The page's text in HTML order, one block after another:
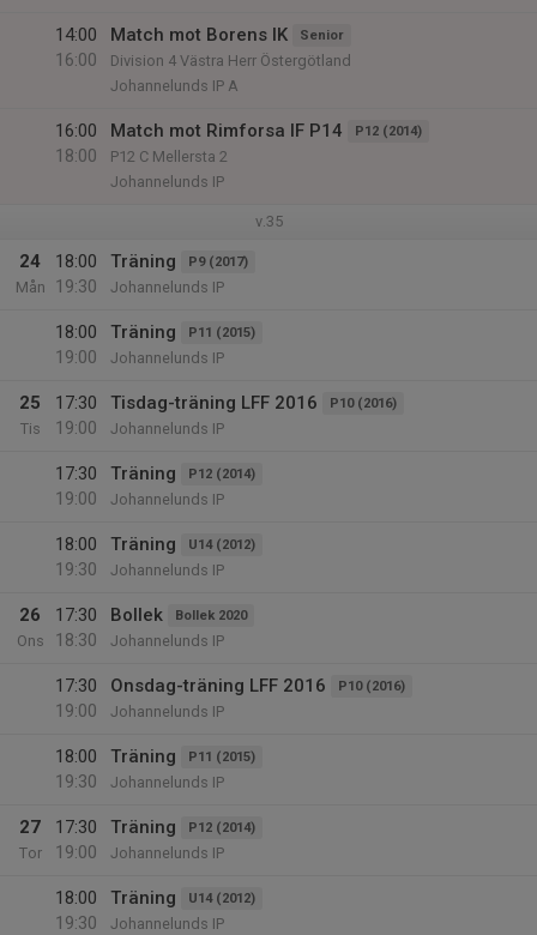
14:00
16:00
Match mot Borens IK Senior
Division 4 Västra Herr Östergötland
Johannelunds IP A
16:00
18:00
Match mot Rimforsa IF P14 P12 (2014)
P12 C Mellersta 2
Johannelunds IP
v.35
24
Mån
18:00
19:30
Träning P9 (2017)
Johannelunds IP
18:00
19:00
Träning P11 (2015)
Johannelunds IP
25
Tis
17:30
19:00
Tisdag-träning LFF 2016 P10 (2016)
Johannelunds IP
17:30
19:00
Träning P12 (2014)
Johannelunds IP
18:00
19:30
Träning U14 (2012)
Johannelunds IP
26
Ons
17:30
18:30
Bollek Bollek 2020
Johannelunds IP
17:30
19:00
Onsdag-träning LFF 2016 P10 (2016)
Johannelunds IP
18:00
19:30
Träning P11 (2015)
Johannelunds IP
27
Tor
17:30
19:00
Träning P12 (2014)
Johannelunds IP
18:00
19:30
Träning U14 (2012)
Johannelunds IP